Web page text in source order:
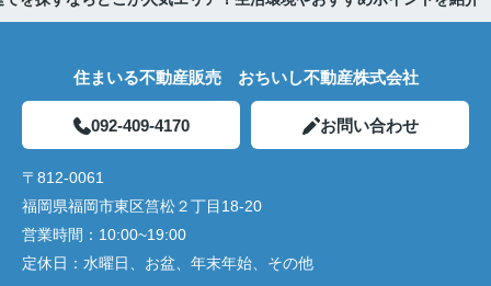
住まいる不動産販売 おちいし不動産株式会社
092-409-4170 お問い合わせ
〒812-0061
福岡県福岡市東区筥松２丁目18-20
営業時間： 10:00~19:00
定休日： 水曜日、お盆、年末年始、その他